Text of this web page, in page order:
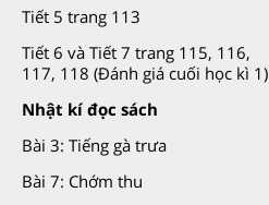
Tiết 5 trang 113
Tiết 6 và Tiết 7 trang 115, 116,
117, 118 (Đánh giá cuối học kì 1)
Nhật kí đọc sách
Bài 3: Tiếng gà trưa
Bài 7: Chớm thu